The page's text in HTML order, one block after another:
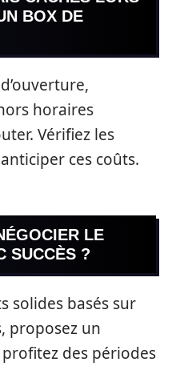
BOX DE
horaires
Vérifiez les
ces coûts.
LE
SUCCÈS ?
solides basés sur
proposez un
des périodes